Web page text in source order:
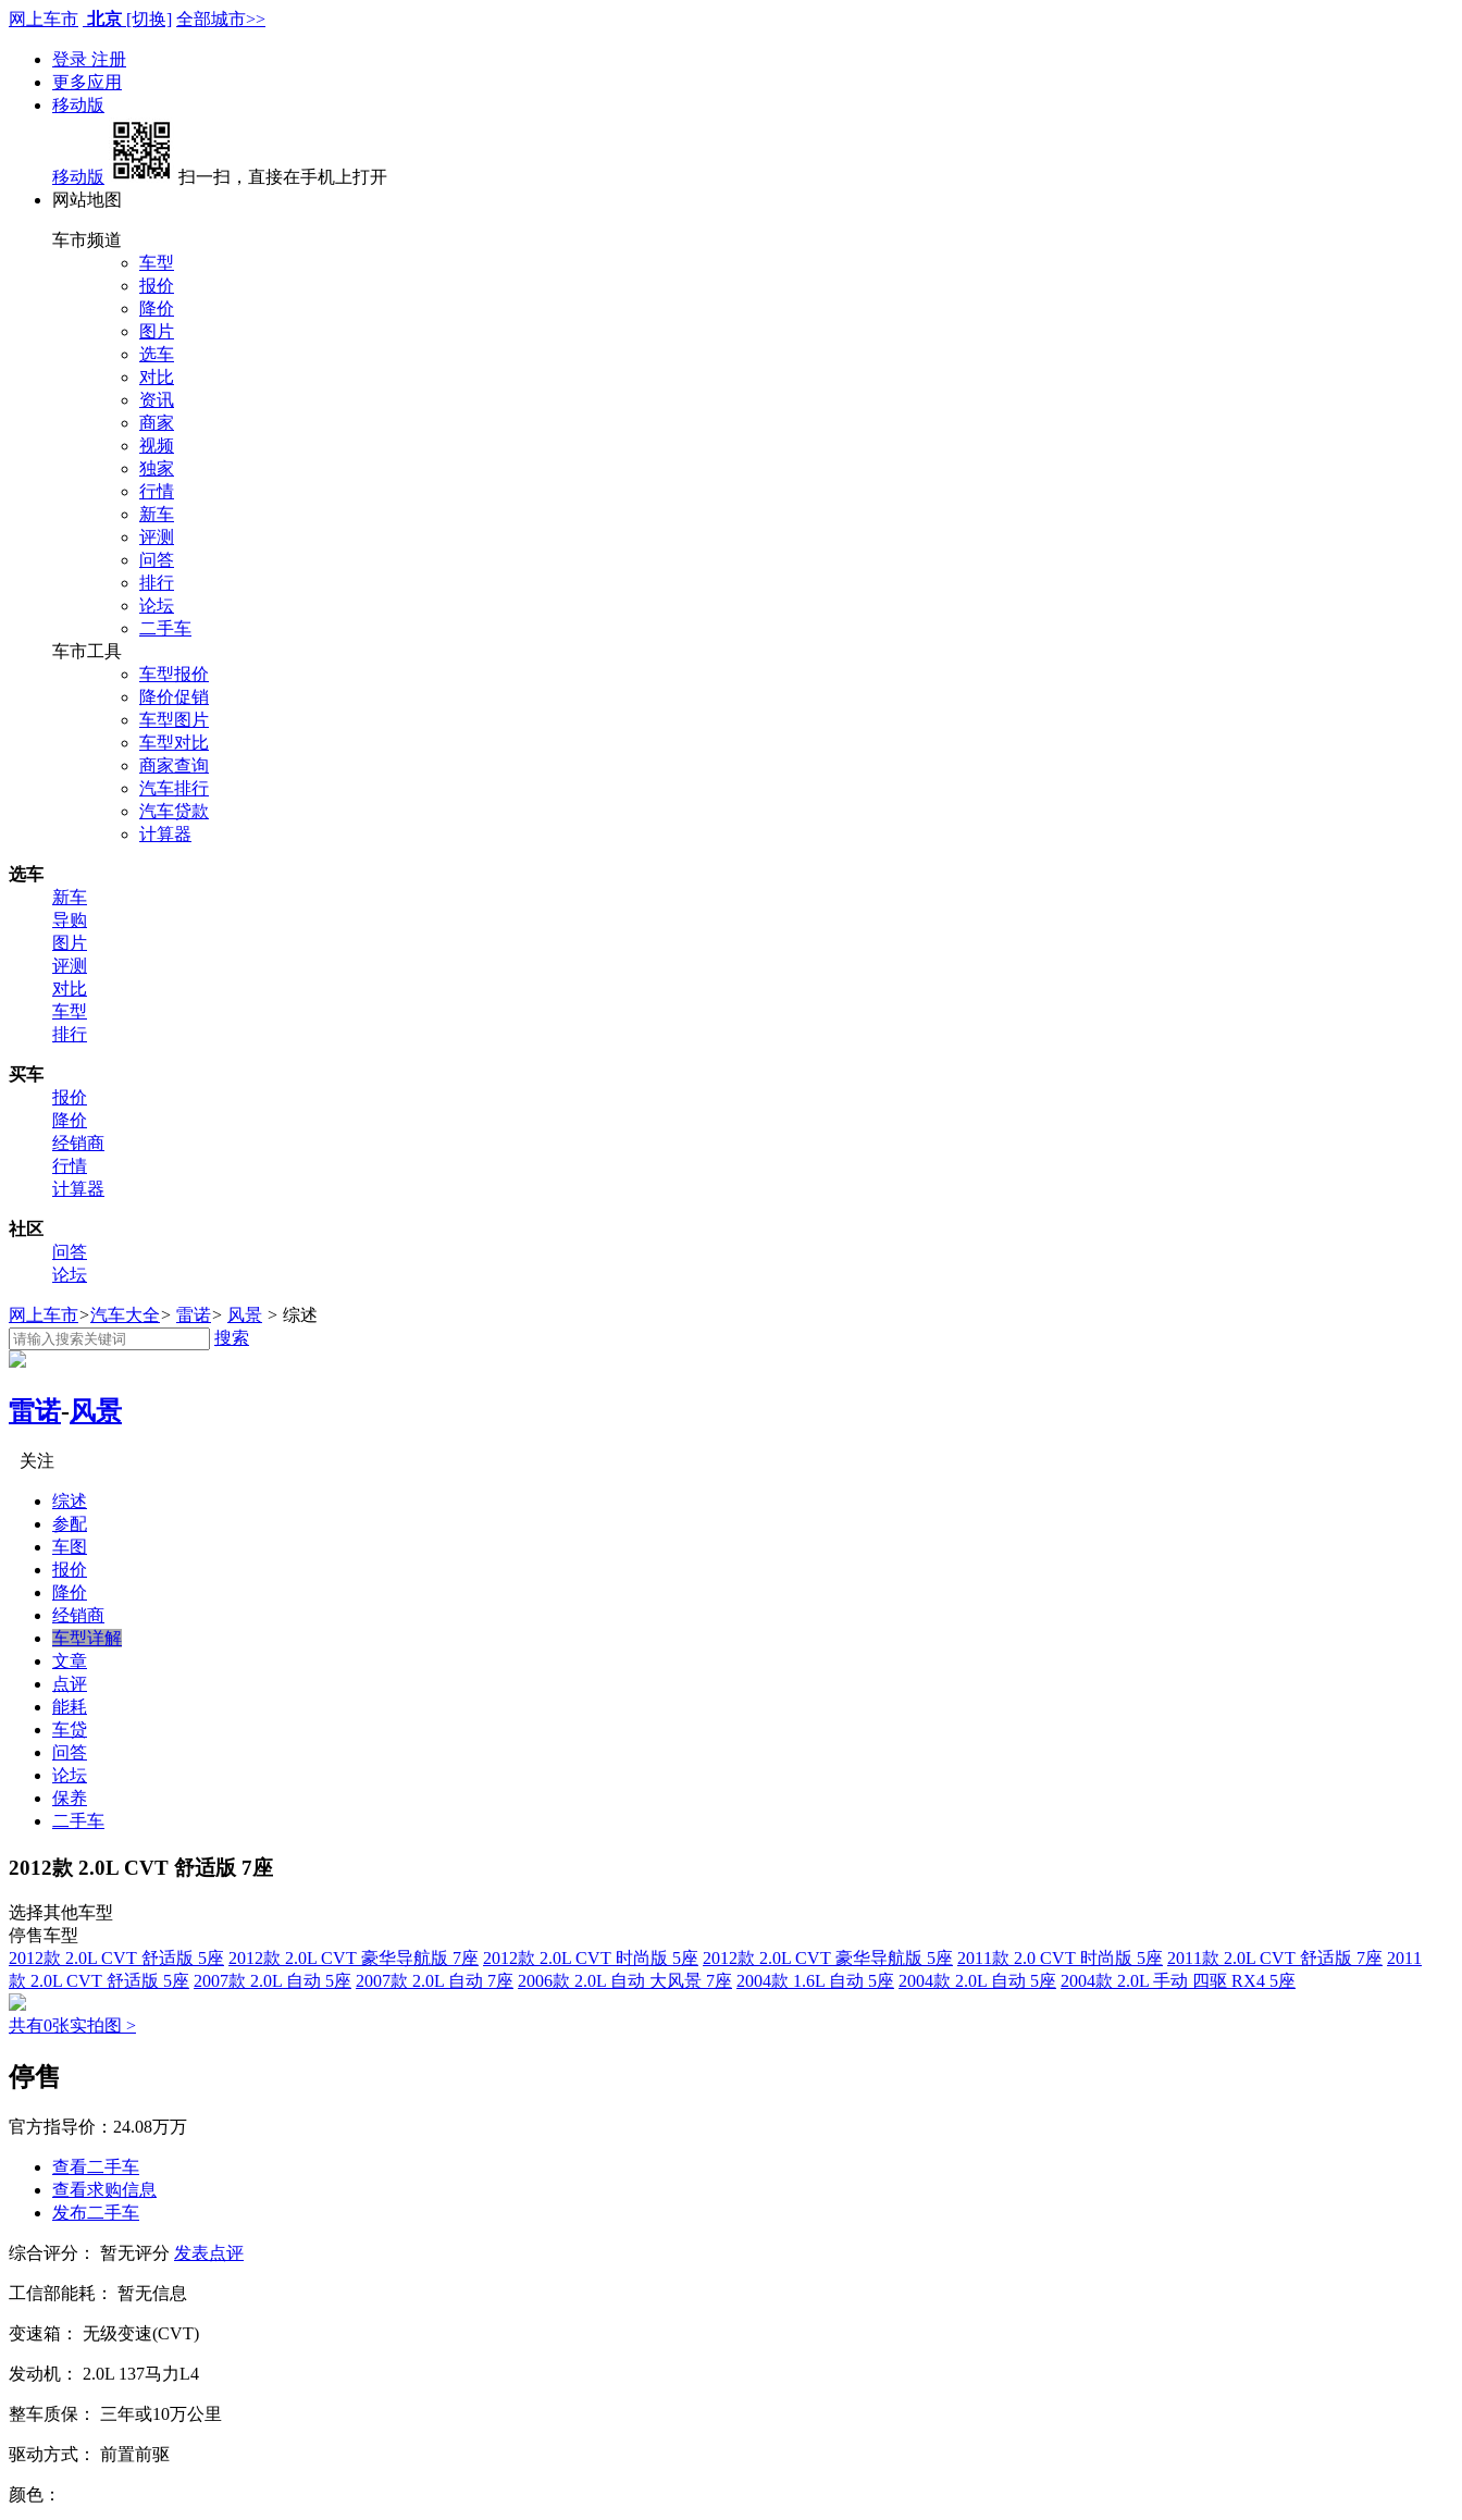
网上车市 北京 [切换] 全部城市>>
登录 注册
更多应用
移动版
移动版
扫一扫，直接在手机上打开
网站地图
车市频道
车型
报价
降价
图片
选车
对比
资讯
商家
视频
独家
行情
新车
评测
问答
排行
论坛
二手车
车市工具
车型报价
降价促销
车型图片
车型对比
商家查询
汽车排行
汽车贷款
计算器
选车
新车
导购
图片
评测
对比
车型
排行
买车
报价
降价
经销商
行情
计算器
社区
问答
论坛
网上车市>汽车大全> 雷诺> 风景 > 综述
搜索
雷诺-风景
关注
综述
参配
车图
报价
降价
经销商
车型详解
文章
点评
能耗
车贷
问答
论坛
保养
二手车
2012款 2.0L CVT 舒适版 7座
选择其他车型
停售车型
2012款 2.0L CVT 舒适版 5座 2012款 2.0L CVT 豪华导航版 7座 2012款 2.0L CVT 时尚版 5座 2012款 2.0L CVT 豪华导航版 5座 2011款 2.0 CVT 时尚版 5座 2011款 2.0L CVT 舒适版 7座 2011
款 2.0L CVT 舒适版 5座 2007款 2.0L 自动 5座 2007款 2.0L 自动 7座 2006款 2.0L 自动 大风景 7座 2004款 1.6L 自动 5座 2004款 2.0L 自动 5座 2004款 2.0L 手动 四驱 RX4 5座
共有0张实拍图 >
停售
官方指导价： 24.08万万
查看二手车
查看求购信息
发布二手车
综合评分： 暂无评分 发表点评
工信部能耗： 暂无信息
变速箱： 无级变速(CVT)
发动机： 2.0L 137马力L4
整车质保： 三年或10万公里
驱动方式： 前置前驱
颜色：